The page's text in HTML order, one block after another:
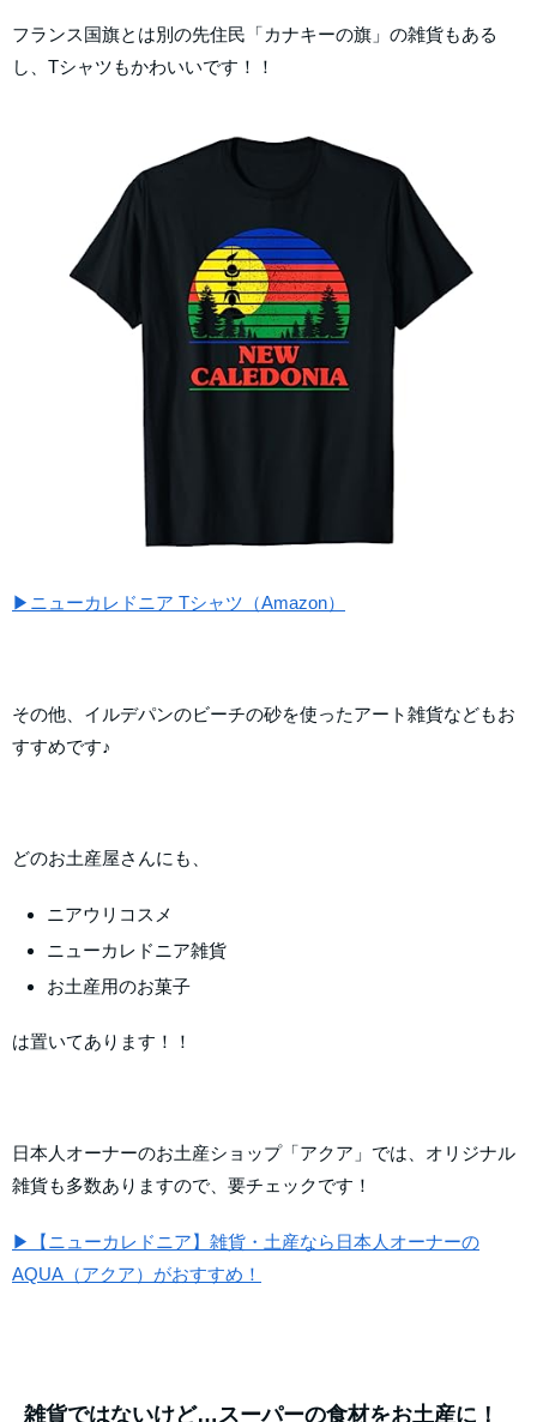
フランス国旗とは別の先住民「カナキーの旗」の雑貨もある
し、Tシャツもかわいいです！！
▶ニューカレドニア Tシャツ（Amazon）
その他、イルデパンのビーチの砂を使ったアート雑貨などもお
すすめです♪
どのお土産屋さんにも、
ニアウリコスメ
ニューカレドニア雑貨
お土産用のお菓子
は置いてあります！！
日本人オーナーのお土産ショップ「アクア」では、オリジナル
雑貨も多数ありますので、要チェックです！
▶【ニューカレドニア】雑貨・土産なら日本人オーナーの
AQUA（アクア）がおすすめ！
雑貨ではないけど…スーパーの食材をお土産に！